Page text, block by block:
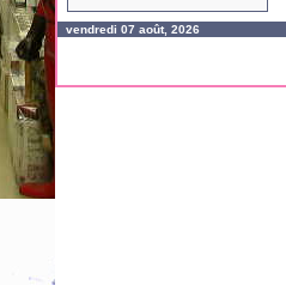
vendredi 07 août, 2026